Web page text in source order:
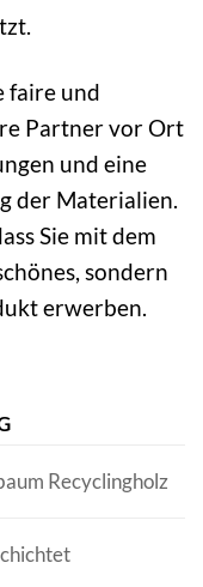
faire und
Partner vor Ort
und eine
der Materialien.
Sie mit dem
sondern
erwerben.
Recyclingholz